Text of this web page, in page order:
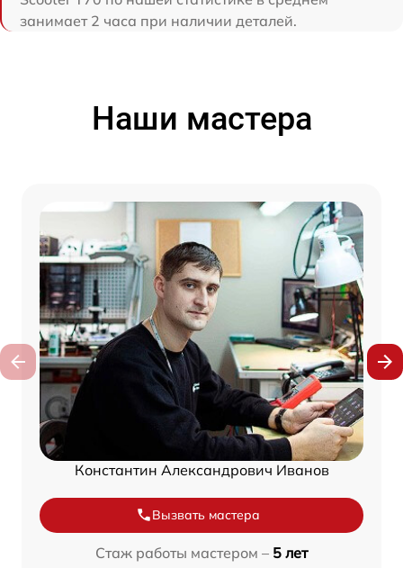
занимает 2 часа при наличии деталей.
Наши мастера
Константин Александрович Иванов
Вызвать мастера
Стаж работы мастером – 5 лет